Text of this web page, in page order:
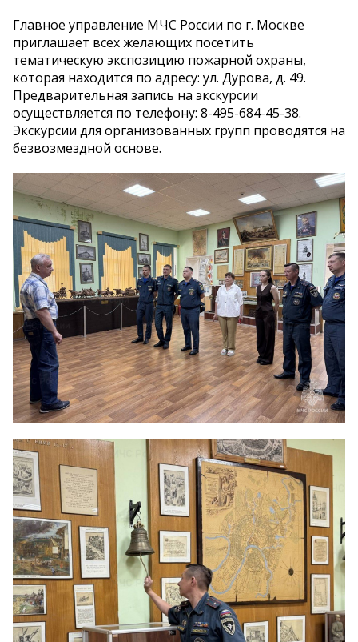
Главное управление МЧС России по г. Москве
приглашает всех желающих посетить
тематическую экспозицию пожарной охраны,
которая находится по адресу: ул. Дурова, д. 49.
Предварительная запись на экскурсии
осуществляется по телефону: 8-495-684-45-38.
Экскурсии для организованных групп проводятся на
безвозмездной основе.